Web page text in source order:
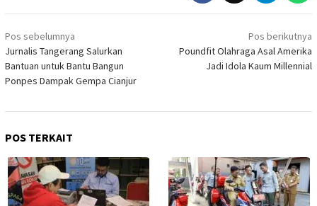
Navigasi
pos
Pos sebelumnya
Jurnalis Tangerang Salurkan
Bantuan untuk Bantu Bangun
Ponpes Dampak Gempa Cianjur
Pos berikutnya
Poundfit Olahraga Asal Amerika
Jadi Idola Kaum Millennial
POS TERKAIT